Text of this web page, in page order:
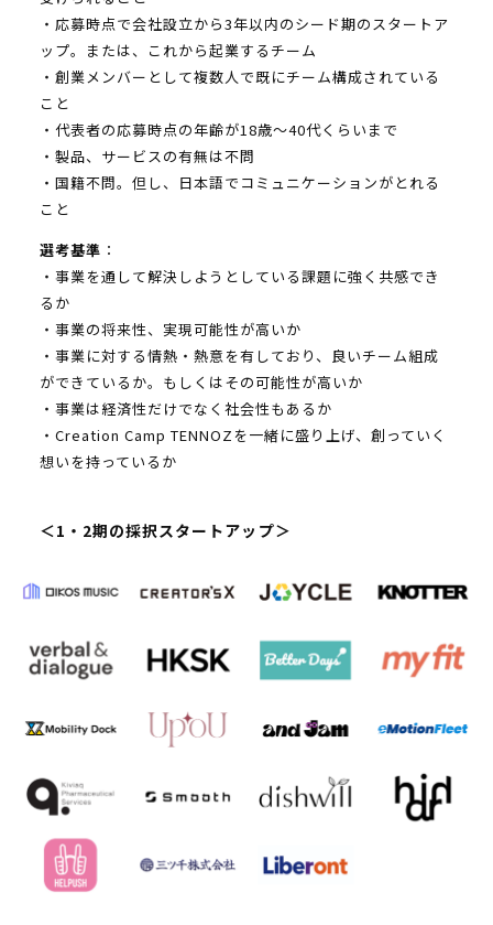
・応募時点で会社設立から3年以内のシード期のスタートア
ップ。または、これから起業するチーム
・創業メンバーとして複数人で既にチーム構成されている
こと
・代表者の応募時点の年齢が18歳～40代くらいまで
・製品、サービスの有無は不問
・国籍不問。但し、日本語でコミュニケーションがとれる
こと
選考基準 ：
・事業を通して解決しようとしている課題に強く共感でき
るか
・事業の将来性、実現可能性が高いか
・事業に対する情熱・熱意を有しており、良いチーム組成
ができているか。もしくはその可能性が高いか
・事業は経済性だけでなく社会性もあるか
・Creation Camp TENNOZを一緒に盛り上げ、創っていく
想いを持っているか
＜1・2期の採択スタートアップ＞